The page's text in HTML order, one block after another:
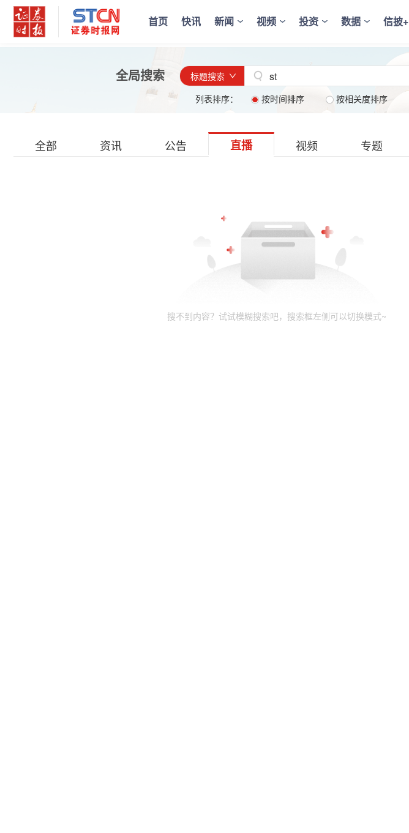
首页 快讯 新闻 视频 投资 数据 信披+
全局搜索 标题搜索
列表排序： 按时间排序 按相关度排序
全部 资讯 公告 直播 视频 专题
搜不到内容？试试模糊搜索吧，搜索框左侧可以切换模式~